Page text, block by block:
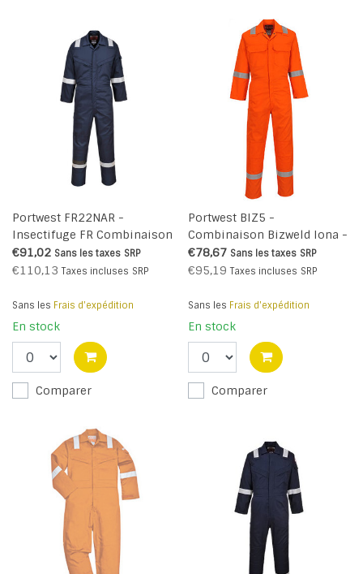
Portwest FR22NAR -
Insectifuge FR Combinaison
210gm (R)
€91,02 Sans les taxes SRP
€110,13 Taxes incluses SRP
Sans les Frais d'expédition
En stock
Comparer
Portwest BIZ5 -
Combinaison Bizweld Iona -
Orange - R
€78,67 Sans les taxes SRP
€95,19 Taxes incluses SRP
Sans les Frais d'expédition
En stock
Comparer